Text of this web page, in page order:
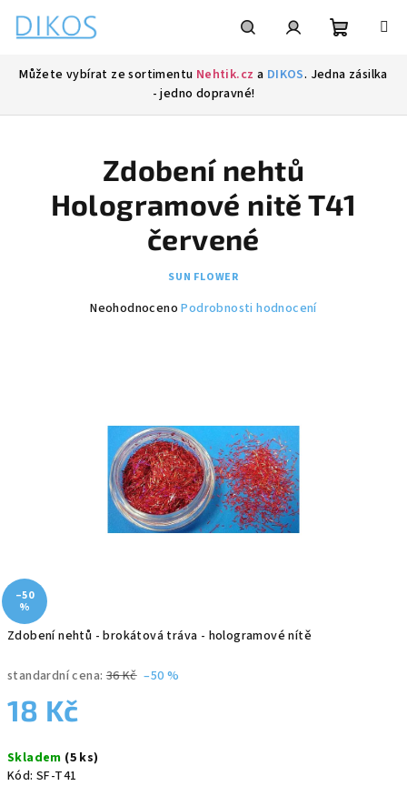
obsah
Můžete vybírat ze sortimentu Nehtik.cz a DIKOS. Jedna zásilka
- jedno dopravné!
Zdobení nehtů - brokátová tráva - hologramové nítě
standardní cena: 36 Kč –50 %
18 Kč
cena:
Skladem (5 ks)
Kód: SF-T41
Zdobení nehtů
Hologramové nitě T41
červené
SUN FLOWER
Průměrné
hvězdiček.
Neohodnoceno Podrobnosti hodnocení
–50
%